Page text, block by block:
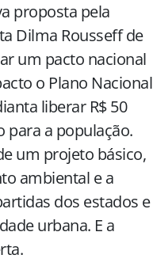
proposta pela
Dilma Rousseff de
um pacto nacional
o Plano Nacional
liberar R$ 50
para a população.
um projeto básico,
ambiental e a
dos estados e
urbana. E a